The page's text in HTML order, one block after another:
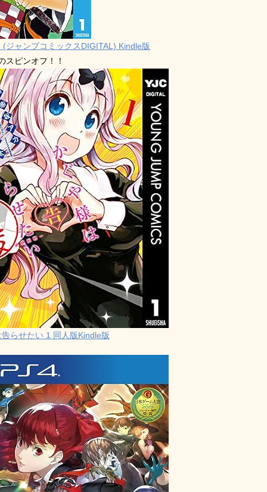
(ジャンプコミックスDIGITAL) Kindle版
スピンオフ！！
らせたい 1 同人版Kindle版